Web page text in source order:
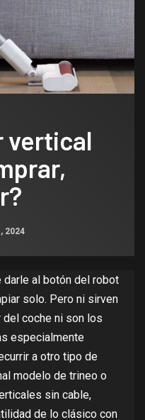
vertical
2024
darle al botón del robot
solo. Pero ni sirven
coche ni son los
especialmente
a otro tipo de
modelo de trineo o
sin cable,
de lo clásico con